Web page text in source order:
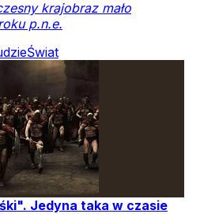
krajobraz mało
p.n.e.
Świat
Jedyna taka w czasie